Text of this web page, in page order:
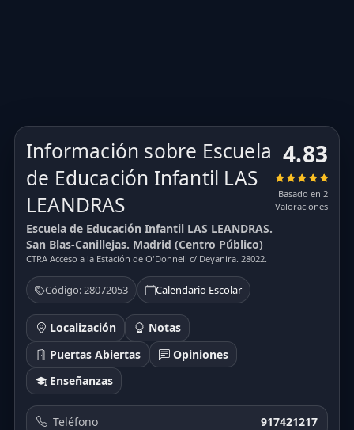
Información sobre Escuela
de Educación Infantil LAS
LEANDRAS
Escuela de Educación Infantil LAS LEANDRAS.
San Blas-Canillejas. Madrid (Centro Público)
CTRA Acceso a la Estación de O'Donnell c/ Deyanira. 28022.
Código: 28072053 Calendario Escolar
Localización
Notas
Puertas Abiertas
Opiniones
Enseñanzas
4.83
Basado en 2
Valoraciones
Teléfono 917421217